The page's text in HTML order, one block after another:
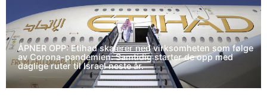
ÅPNER OPP: Etihad skalerer ned virksomheten som følge
av Corona-pandemien: Samtidig starter de opp med
daglige ruter til Israel neste år.